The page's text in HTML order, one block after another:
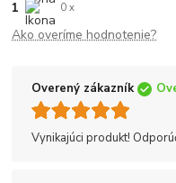
1 0 x
Ako overíme hodnotenie?
Overený zákazník
Vynikajúci produkt!